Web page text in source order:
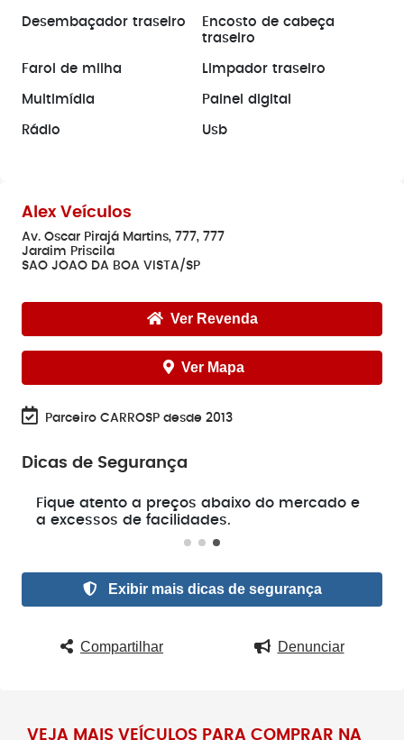
Desembaçador traseiro
Encosto de cabeça
traseiro
Farol de milha Limpador traseiro
Multimídia Painel digital
Rádio Usb
Alex Veículos
Av. Oscar Pirajá Martins, 777, 777
Jardim Priscila
SAO JOAO DA BOA VISTA/SP
Ver Revenda
Ver Mapa
Parceiro CARROSP desde 2013
Dicas de Segurança
Fique atento a preços abaixo do mercado e
a excessos de facilidades.
Exibir mais dicas de segurança
Compartilhar Denunciar
VEJA MAIS VEÍCULOS PARA COMPRAR NA